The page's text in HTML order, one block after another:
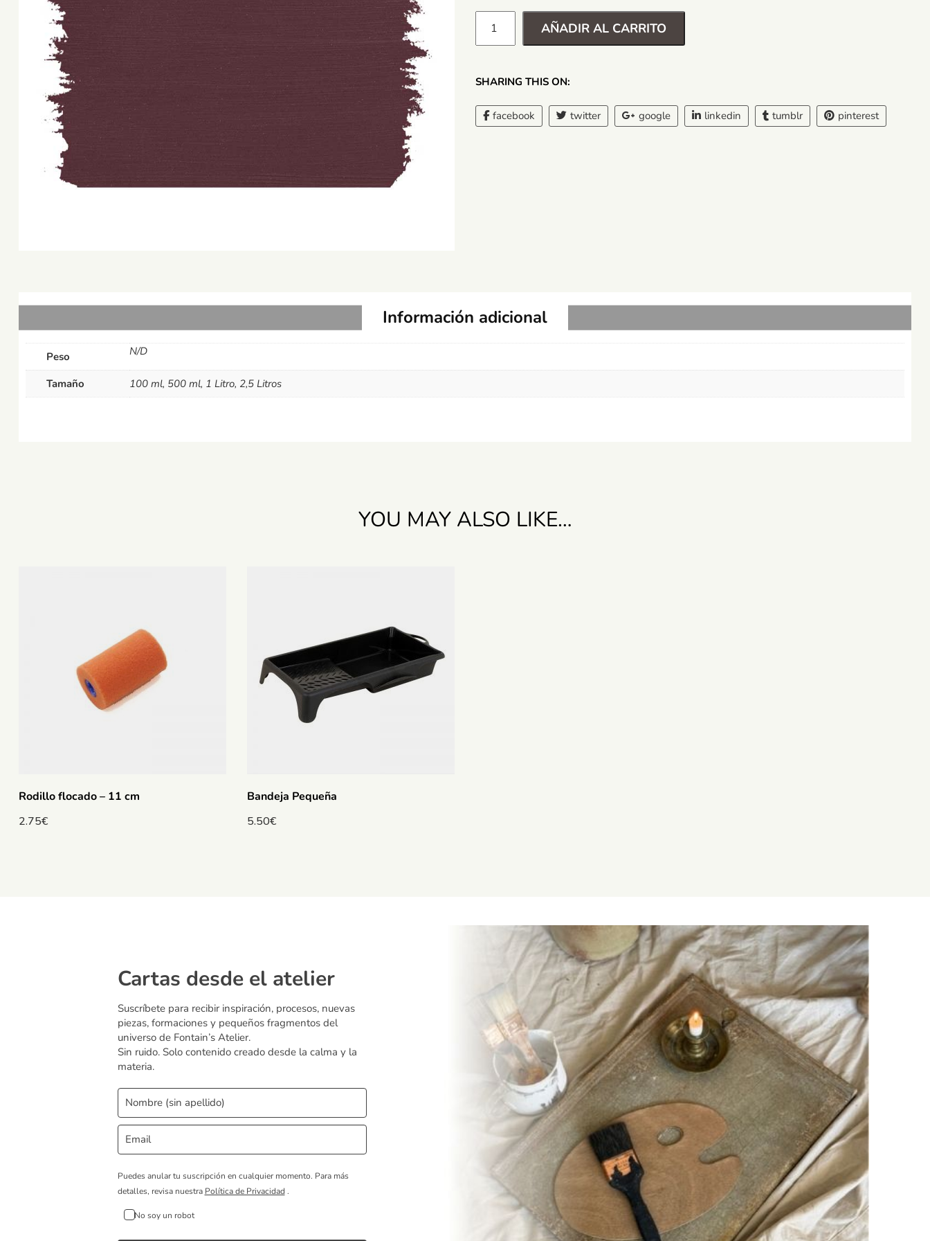
AÑADIR AL CARRITO
SHARING THIS ON:
facebook twitter google linkedin tumblr pinterest
Información adicional
Peso N/D
Tamaño 100 ml, 500 ml, 1 Litro, 2,5 Litros
YOU MAY ALSO LIKE…
Rodillo flocado – 11 cm
2.75€
Bandeja Pequeña
5.50€
Cartas desde el atelier
Suscríbete para recibir inspiración, procesos, nuevas
piezas, formaciones y pequeños fragmentos del
universo de Fontain’s Atelier.
Sin ruido. Solo contenido creado desde la calma y la
materia.
Puedes anular tu suscripción en cualquier momento. Para más
detalles, revisa nuestra Política de Privacidad .
No soy un robot